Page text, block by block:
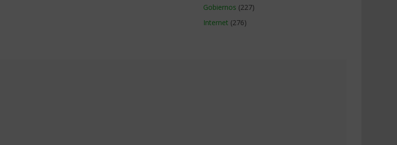
Gobiernos (227)
Internet (276)